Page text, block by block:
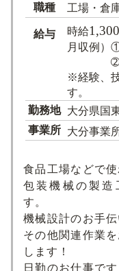
職種 工場・倉
給与 時給1,300
月収例）
➁ 2,000
※経験、
す。
勤務地 大分県国
事業所 大分事業
食品工場などで使
包装機械の製造
す。
機械設計のお手伝
その他関連作業
します！
日勤のお仕事で